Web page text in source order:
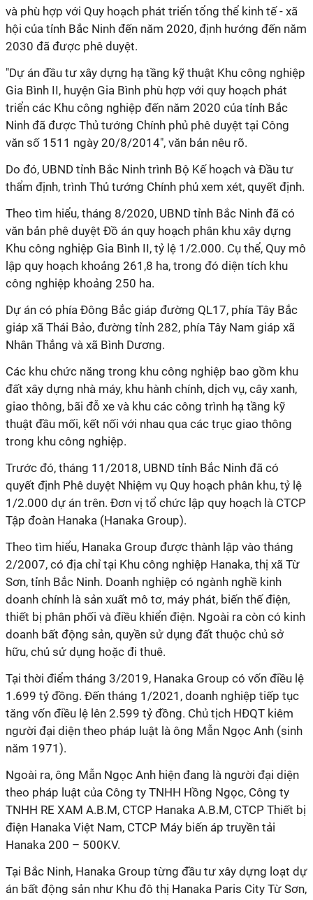
và phù hợp với Quy hoạch phát triển tổng thể kinh tế - xã
hội của tỉnh Bắc Ninh đến năm 2020, định hướng đến năm
2030 đã được phê duyệt.
"Dự án đầu tư xây dựng hạ tầng kỹ thuật Khu công nghiệp
Gia Bình II, huyện Gia Bình phù hợp với quy hoạch phát
triển các Khu công nghiệp đến năm 2020 của tỉnh Bắc
Ninh đã được Thủ tướng Chính phủ phê duyệt tại Công
văn số 1511 ngày 20/8/2014", văn bản nêu rõ.
Do đó, UBND tỉnh Bắc Ninh trình Bộ Kế hoạch và Đầu tư
thẩm định, trình Thủ tướng Chính phủ xem xét, quyết định.
Theo tìm hiểu, tháng 8/2020, UBND tỉnh Bắc Ninh đã có
văn bản phê duyệt Đồ án quy hoạch phân khu xây dựng
Khu công nghiệp Gia Bình II, tỷ lệ 1/2.000. Cụ thể, Quy mô
lập quy hoạch khoảng 261,8 ha, trong đó diện tích khu
công nghiệp khoảng 250 ha.
Dự án có phía Đông Bắc giáp đường QL17, phía Tây Bắc
giáp xã Thái Bảo, đường tỉnh 282, phía Tây Nam giáp xã
Nhân Thắng và xã Bình Dương.
Các khu chức năng trong khu công nghiệp bao gồm khu
đất xây dựng nhà máy, khu hành chính, dịch vụ, cây xanh,
giao thông, bãi đỗ xe và khu các công trình hạ tầng kỹ
thuật đầu mối, kết nối với nhau qua các trục giao thông
trong khu công nghiệp.
Trước đó, tháng 11/2018, UBND tỉnh Bắc Ninh đã có
quyết định Phê duyệt Nhiệm vụ Quy hoạch phân khu, tỷ lệ
1/2.000 dự án trên. Đơn vị tổ chức lập quy hoạch là CTCP
Tập đoàn Hanaka (Hanaka Group).
Theo tìm hiểu, Hanaka Group được thành lập vào tháng
2/2007, có địa chỉ tại Khu công nghiệp Hanaka, thị xã Từ
Sơn, tỉnh Bắc Ninh. Doanh nghiệp có ngành nghề kinh
doanh chính là sản xuất mô tơ, máy phát, biến thế điện,
thiết bị phân phối và điều khiển điện. Ngoài ra còn có kinh
doanh bất động sản, quyền sử dụng đất thuộc chủ sở
hữu, chủ sử dụng hoặc đi thuê.
Tại thời điểm tháng 3/2019, Hanaka Group có vốn điều lệ
1.699 tỷ đồng. Đến tháng 1/2021, doanh nghiệp tiếp tục
tăng vốn điều lệ lên 2.599 tỷ đồng. Chủ tịch HĐQT kiêm
người đại diện theo pháp luật là ông Mẫn Ngọc Anh (sinh
năm 1971).
Ngoài ra, ông Mẫn Ngọc Anh hiện đang là người đại diện
theo pháp luật của Công ty TNHH Hồng Ngọc, Công ty
TNHH RE XAM A.B.M, CTCP Hanaka A.B.M, CTCP Thiết bị
điện Hanaka Việt Nam, CTCP Máy biến áp truyền tải
Hanaka 200 – 500KV.
Tại Bắc Ninh, Hanaka Group từng đầu tư xây dựng loạt dự
án bất động sản như Khu đô thị Hanaka Paris City Từ Sơn,